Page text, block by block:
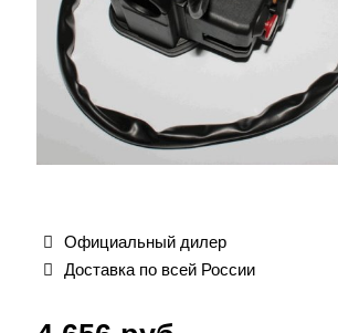
Официальный дилер
Доставка по всей России